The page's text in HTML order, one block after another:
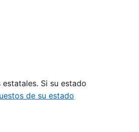
Si su estado
de su estado